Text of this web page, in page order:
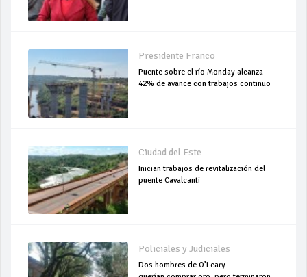
Presidente Franco
Puente sobre el río Monday alcanza
42% de avance con trabajos continuo
Ciudad del Este
Inician trabajos de revitalización del
puente Cavalcanti
Policiales y Judiciales
Dos hombres de O’Leary